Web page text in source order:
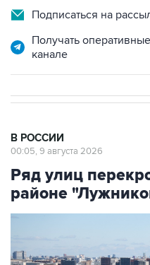
Получать
Ряд улиц
районе